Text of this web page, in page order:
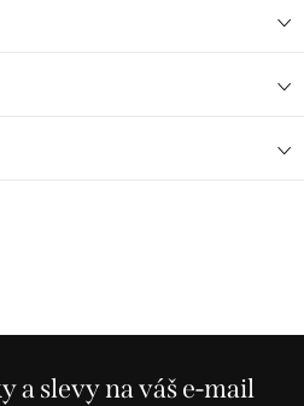
slevy na váš e-mail